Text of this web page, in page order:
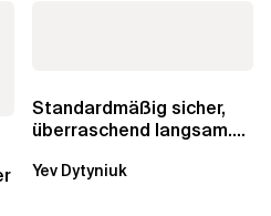
Standardmäßig sicher,
überraschend langsam.
über die RDS...
Yev Dytyniuk